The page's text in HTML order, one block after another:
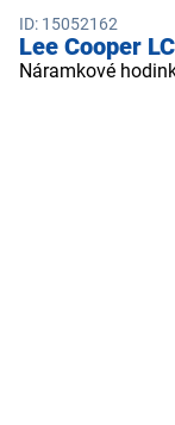
ID: 15052162
Lee Cooper
Náramkové